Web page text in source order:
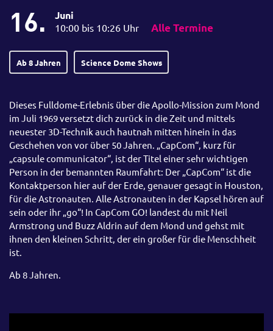
16. Juni
10:00 bis 10:26 Uhr Alle Termine
Ab 8 Jahren Science Dome Shows
Dieses Fulldome-Erlebnis über die Apollo-Mission zum Mond
im Juli 1969 versetzt dich zurück in die Zeit und mittels
neuester 3D-Technik auch hautnah mitten hinein in das
Geschehen von vor über 50 Jahren. „CapCom“, kurz für
„capsule communicator“, ist der Titel einer sehr wichtigen
Person in der bemannten Raumfahrt: Der „CapCom“ ist die
Kontaktperson hier auf der Erde, genauer gesagt in Houston,
für die Astronauten. Alle Astronauten in der Kapsel hören auf
sein oder ihr „go“! In CapCom GO! landest du mit Neil
Armstrong und Buzz Aldrin auf dem Mond und gehst mit
ihnen den kleinen Schritt, der ein großer für die Menschheit
ist.
Ab 8 Jahren.